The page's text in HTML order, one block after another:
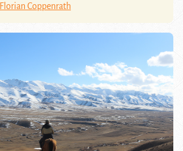
Florian Coppenrath